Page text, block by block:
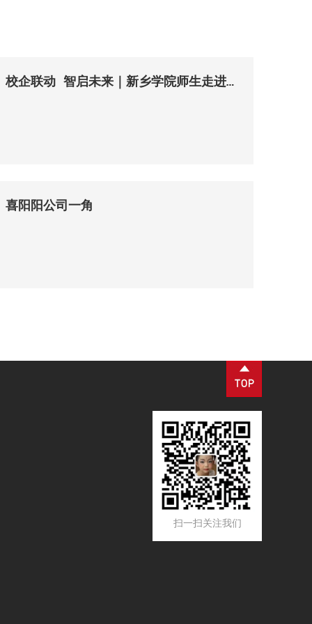
校企联动 智启未来｜新乡学院师生走进喜阳阳机械，共探精密制造新征程
喜阳阳公司一角
扫一扫关注我们